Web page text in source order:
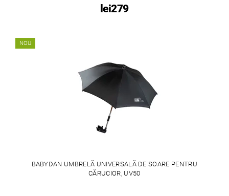
lei279
NOU
BABYDAN UMBRELĂ UNIVERSALĂ DE SOARE PENTRU
CĂRUCIOR, UV50